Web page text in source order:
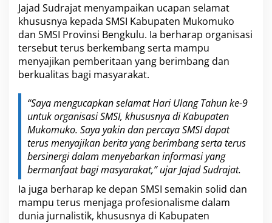
Jajad Sudrajat menyampaikan ucapan selamat
khususnya kepada SMSI Kabupaten Mukomuko
dan SMSI Provinsi Bengkulu. Ia berharap organisasi
tersebut terus berkembang serta mampu
menyajikan pemberitaan yang berimbang dan
berkualitas bagi masyarakat.
“Saya mengucapkan selamat Hari Ulang Tahun ke-9
untuk organisasi SMSI, khususnya di Kabupaten
Mukomuko. Saya yakin dan percaya SMSI dapat
terus menyajikan berita yang berimbang serta terus
bersinergi dalam menyebarkan informasi yang
bermanfaat bagi masyarakat,” ujar Jajad Sudrajat.
Ia juga berharap ke depan SMSI semakin solid dan
mampu terus menjaga profesionalisme dalam
dunia jurnalistik, khususnya di Kabupaten